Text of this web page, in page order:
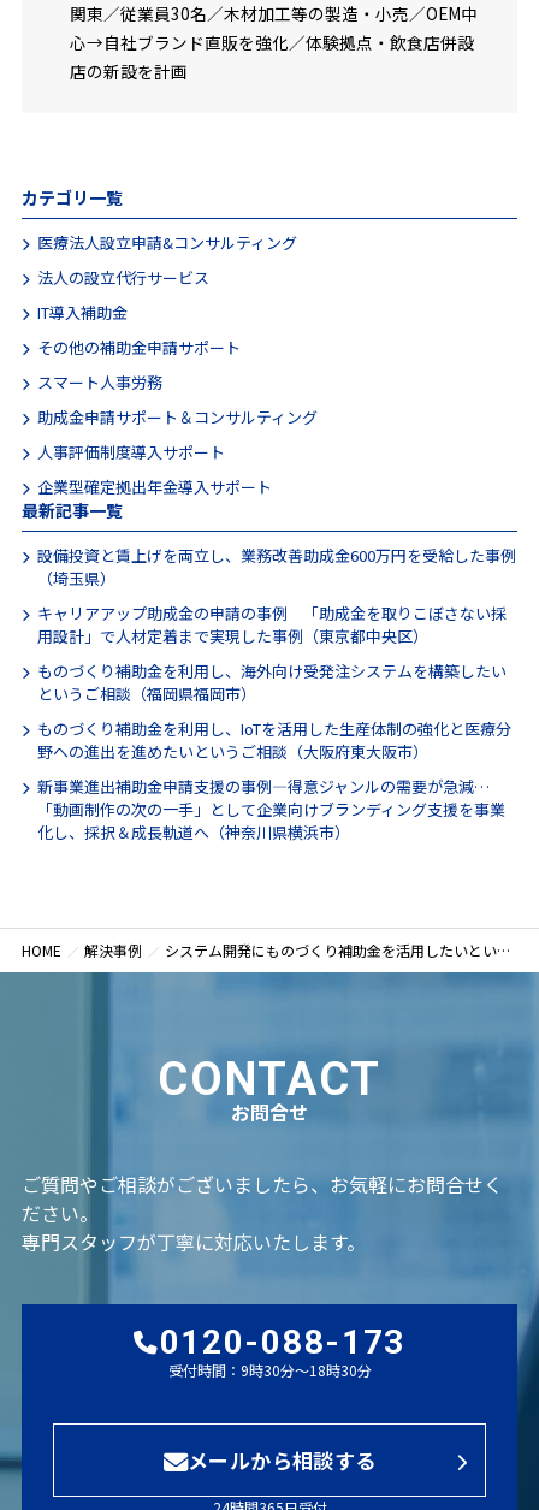
関東／従業員30名／木材加工等の製造・小売／OEM中
心→自社ブランド直販を強化／体験拠点・飲食店併設
店の新設を計画
カテゴリ一覧
医療法人設立申請&コンサルティング
法人の設立代行サービス
IT導入補助金
その他の補助金申請サポート
スマート人事労務
助成金申請サポート＆コンサルティング
人事評価制度導入サポート
企業型確定拠出年金導入サポート
最新記事一覧
設備投資と賃上げを両立し、業務改善助成金600万円を受給した事例
（埼玉県）
キャリアアップ助成金の申請の事例 「助成金を取りこぼさない採
用設計」で人材定着まで実現した事例（東京都中央区）
ものづくり補助金を利用し、海外向け受発注システムを構築したい
というご相談（福岡県福岡市）
ものづくり補助金を利用し、IoTを活用した生産体制の強化と医療分
野への進出を進めたいというご相談（大阪府東大阪市）
新事業進出補助金申請支援の事例―得意ジャンルの需要が急減…
「動画制作の次の一手」として企業向けブランディング支援を事業
化し、採択＆成長軌道へ（神奈川県横浜市）
HOME 解決事例 システム開発にものづくり補助金を活用したいというご相談（東京都港区）
CONTACT
お問合せ
ご質問やご相談がございましたら、お気軽にお問合せく
ださい。
専門スタッフが丁寧に対応いたします。
0120-088-173
受付時間：9時30分～18時30分
メールから相談する